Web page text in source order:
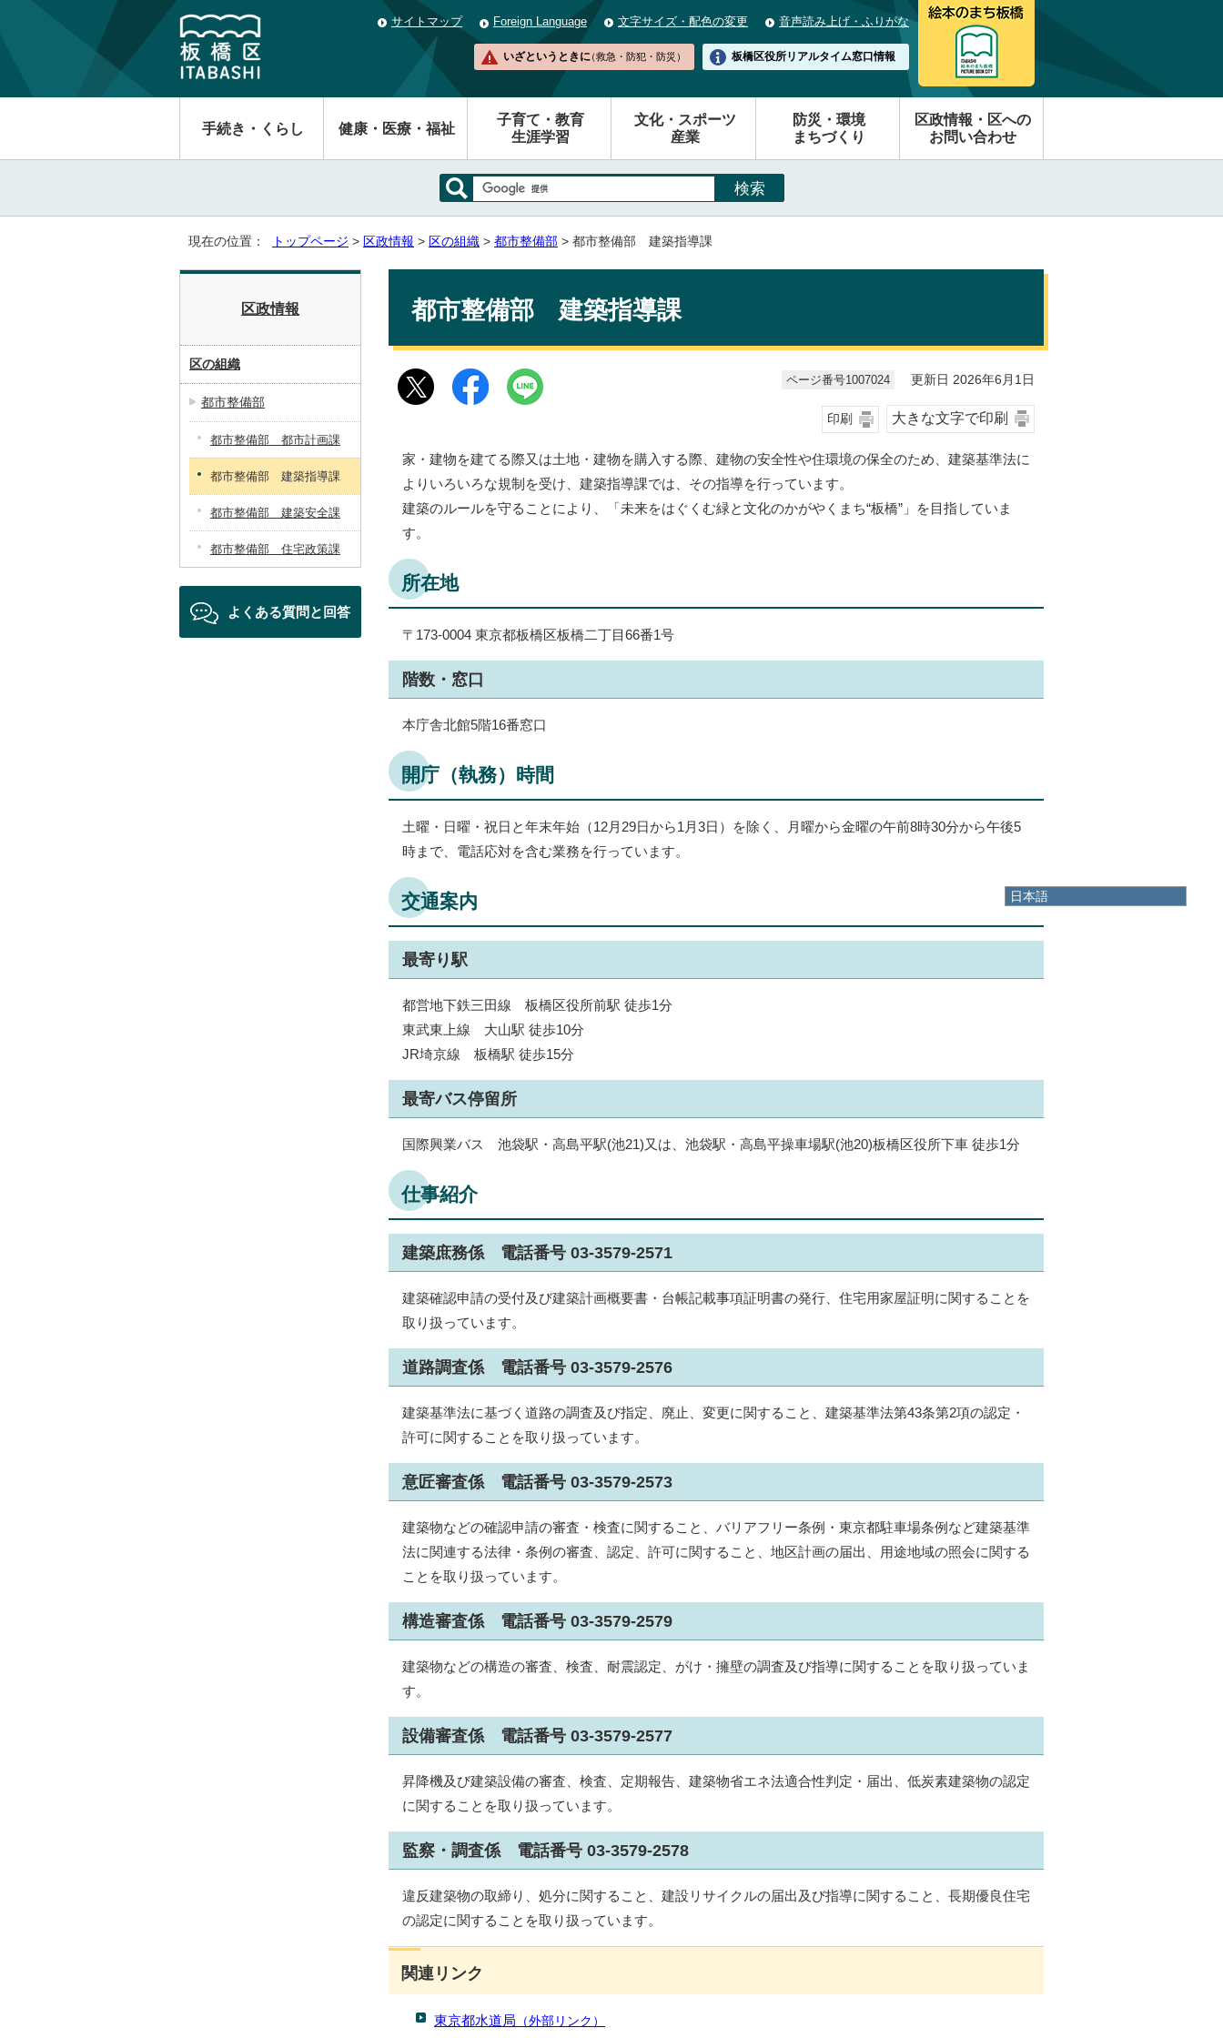
サイトマップ Foreign Language 文字サイズ・配色の変更 音声読み上げ・ふりがな
いざというときに（救急・防犯・防災） 板橋区役所リアルタイム窓口情報
日本語
手続き・くらし 健康・医療・福祉
子育て・教育
生涯学習
文化・スポーツ
産業
防災・環境
まちづくり
区政情報・区への
お問い合わせ
現在の位置： トップページ > 区政情報 > 区の組織 > 都市整備部 > 都市整備部 建築指導課
都市整備部 建築指導課
ページ番号1007024 更新日 2026年6月1日
印刷 大きな文字で印刷
家・建物を建てる際又は土地・建物を購入する際、建物の安全性や住環境の保全のため、建築基準法に
よりいろいろな規制を受け、建築指導課では、その指導を行っています。
建築のルールを守ることにより、「未来をはぐくむ緑と文化のかがやくまち“板橋”」を目指していま
す。
所在地
〒173-0004 東京都板橋区板橋二丁目66番1号
階数・窓口
本庁舎北館5階16番窓口
開庁（執務）時間
土曜・日曜・祝日と年末年始（12月29日から1月3日）を除く、月曜から金曜の午前8時30分から午後5
時まで、電話応対を含む業務を行っています。
交通案内
最寄り駅
都営地下鉄三田線 板橋区役所前駅 徒歩1分
東武東上線 大山駅 徒歩10分
JR埼京線 板橋駅 徒歩15分
最寄バス停留所
国際興業バス 池袋駅・高島平駅(池21)又は、池袋駅・高島平操車場駅(池20)板橋区役所下車 徒歩1分
仕事紹介
建築庶務係 電話番号 03-3579-2571
建築確認申請の受付及び建築計画概要書・台帳記載事項証明書の発行、住宅用家屋証明に関することを
取り扱っています。
道路調査係 電話番号 03-3579-2576
建築基準法に基づく道路の調査及び指定、廃止、変更に関すること、建築基準法第43条第2項の認定・
許可に関することを取り扱っています。
意匠審査係 電話番号 03-3579-2573
建築物などの確認申請の審査・検査に関すること、バリアフリー条例・東京都駐車場条例など建築基準
法に関連する法律・条例の審査、認定、許可に関すること、地区計画の届出、用途地域の照会に関する
ことを取り扱っています。
構造審査係 電話番号 03-3579-2579
建築物などの構造の審査、検査、耐震認定、がけ・擁壁の調査及び指導に関することを取り扱っていま
す。
設備審査係 電話番号 03-3579-2577
昇降機及び建築設備の審査、検査、定期報告、建築物省エネ法適合性判定・届出、低炭素建築物の認定
に関することを取り扱っています。
監察・調査係 電話番号 03-3579-2578
違反建築物の取締り、処分に関すること、建設リサイクルの届出及び指導に関すること、長期優良住宅
の認定に関することを取り扱っています。
関連リンク
東京都水道局 （外部リンク）
区政情報
区の組織
都市整備部
都市整備部 都市計画課
都市整備部 建築指導課
都市整備部 建築安全課
都市整備部 住宅政策課
よくある質問と回答